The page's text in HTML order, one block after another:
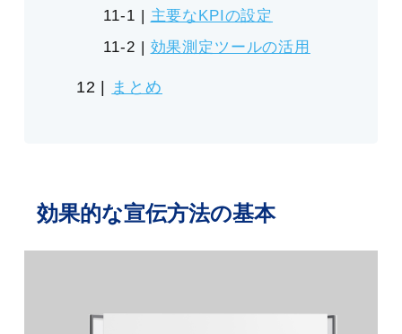
主要なKPIの設定
効果測定ツールの活用
まとめ
効果的な宣伝方法の基本